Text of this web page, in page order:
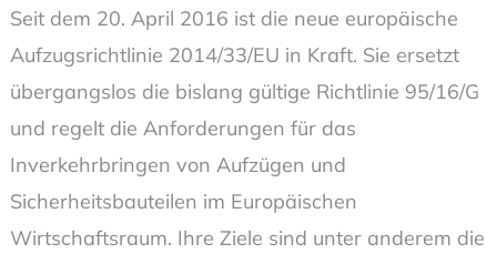
Seit dem 20. April 2016 ist die neue europäische
Aufzugsrichtlinie 2014/33/EU in Kraft. Sie ersetzt
übergangslos die bislang gültige Richtlinie 95/16/G
und regelt die Anforderungen für das
Inverkehrbringen von Aufzügen und
Sicherheitsbauteilen im Europäischen
Wirtschaftsraum. Ihre Ziele sind unter anderem die